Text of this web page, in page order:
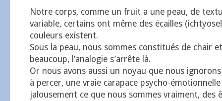
Notre corps, comme un fruit a une peau, de
variable, certains ont même des écailles
couleurs existent.
Sous la peau, nous sommes constitués de chair
beaucoup, l’analogie s’arrête là.
Or nous avons aussi un noyau que nous
à percer, une vraie carapace psycho-
jalousement ce que nous sommes vraiment, des